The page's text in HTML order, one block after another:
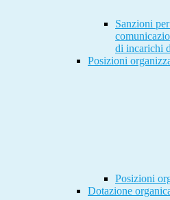
Sanzioni
di incarichi
Posizioni
Posizioni
Dotazione